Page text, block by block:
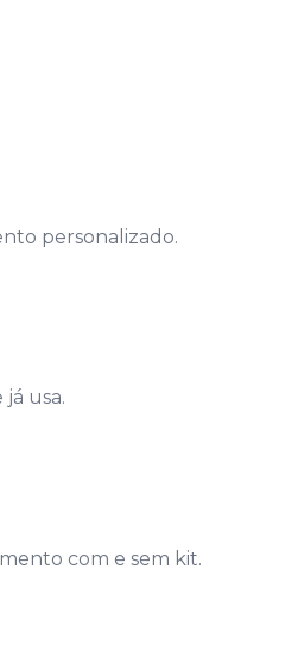
personalizado.
usa.
com e sem kit.